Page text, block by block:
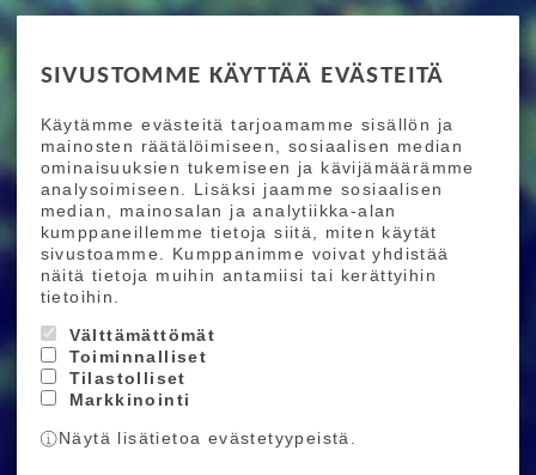
SIVUSTOMME KÄYTTÄÄ EVÄSTEITÄ
Käytämme evästeitä tarjoamamme sisällön ja
mainosten räätälöimiseen, sosiaalisen median
ominaisuuksien tukemiseen ja kävijämäärämme
analysoimiseen. Lisäksi jaamme sosiaalisen
median, mainosalan ja analytiikka-alan
kumppaneillemme tietoja siitä, miten käytät
sivustoamme. Kumppanimme voivat yhdistää
näitä tietoja muihin antamiisi tai kerättyihin
tietoihin.
Välttämättömät
Toiminnalliset
Tilastolliset
Markkinointi
Näytä lisätietoa evästetyypeistä.
Ride More – Pyöräkauppa ja pyörähuolto
Helsingissä
TILAA UUTISKIRJEEMME
Tilaamalla uutiskirjeemme saat uusimmat edut
suoraan sähköpostiisi.
Hyväksyn henkilötietojen tallentamisen (